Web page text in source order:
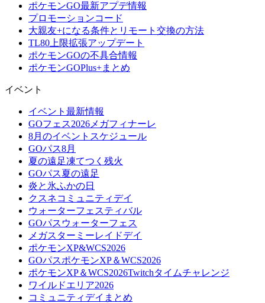
ポケモンGO最新アプデ情報
プロモーションコード
大親友+になる条件とリモート交換の方法
TL80上限拡張アップデート
ポケモンGOの不具合情報
ポケモンGOPlus+まとめ
イベント
イベント最新情報
GOフェス2026メガフィナーレ
8月のイベントスケジュール
GOパス8月
夏の遠足凍てつく残火
GOパス夏の遠足
炎と氷ふかの日
クスネコミュニティデイ
ウォーターフェスティバル
GOパスウォーターフェス
メガスターミーレイドデイ
ポケモンXP&WCS2026
GOパスポケモンXP＆WCS2026
ポケモンXP＆WCS2026Twitchタイムチャレンジ
ワイルドエリア2026
コミュニティデイまとめ